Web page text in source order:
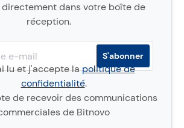
dans votre boîte de
réception.
lu et j'accepte lapolitique de
confidentialité.
de recevoir des communications
de Bitnovo